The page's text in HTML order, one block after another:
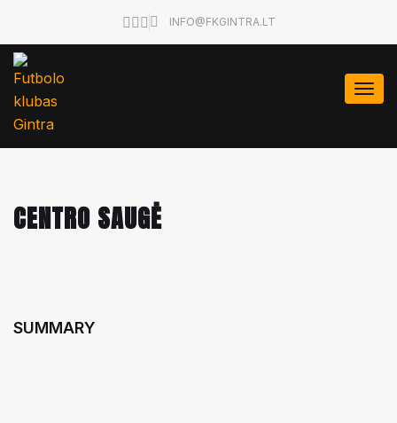
INFO@FKGINTRA.LT
CENTRO SAUGĖ
SUMMARY